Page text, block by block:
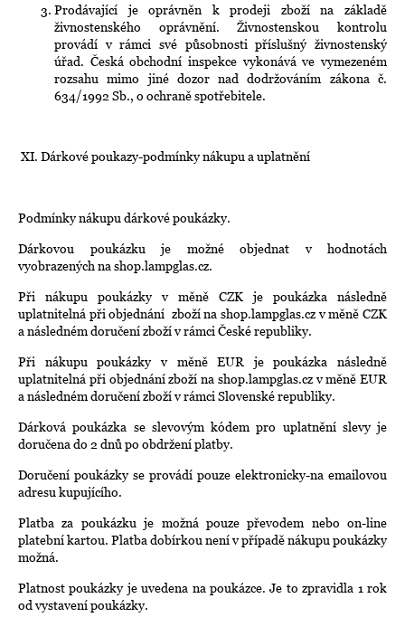
Prodávající je oprávněn k prodeji zboží na základě
živnostenského oprávnění. Živnostenskou kontrolu
provádí v rámci své působnosti příslušný živnostenský
úřad. Česká obchodní inspekce vykonává ve vymezeném
rozsahu mimo jiné dozor nad dodržováním zákona č.
634/1992 Sb., o ochraně spotřebitele.
XI. Dárkové poukazy-podmínky nákupu a uplatnění
Podmínky nákupu dárkové poukázky.
Dárkovou poukázku je možné objednat v hodnotách
vyobrazených na shop.lampglas.cz.
Při nákupu poukázky v měně CZK je poukázka následně
uplatnitelná při objednání zboží na shop.lampglas.cz v měně CZK
a následném doručení zboží v rámci České republiky.
Při nákupu poukázky v měně EUR je poukázka následně
uplatnitelná při objednání zboží na shop.lampglas.cz v měně EUR
a následném doručení zboží v rámci Slovenské republiky.
Dárková poukázka se slevovým kódem pro uplatnění slevy je
doručena do 2 dnů po obdržení platby.
Doručení poukázky se provádí pouze elektronicky-na emailovou
adresu kupujícího.
Platba za poukázku je možná pouze převodem nebo on-line
platební kartou. Platba dobírkou není v případě nákupu poukázky
možná.
Platnost poukázky je uvedena na poukázce. Je to zpravidla 1 rok
od vystavení poukázky.